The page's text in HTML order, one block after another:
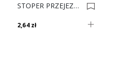
STOPER PRZEJEZDNY DO TORU RAMA Z Wkrętem Ustalającym 8859-1 L 0022330
2,64 zł